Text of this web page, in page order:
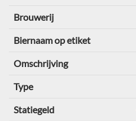
Brouwerij
Biernaam op etiket
Omschrijving
Type
Statiegeld